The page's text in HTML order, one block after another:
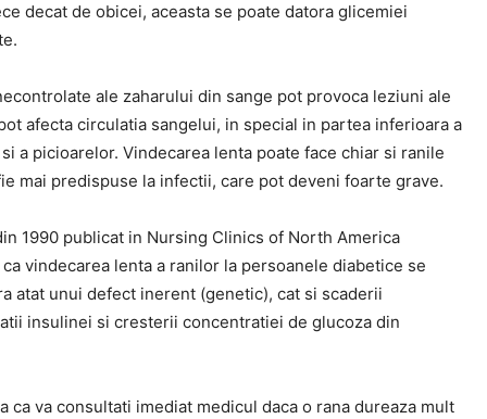
decat de obicei, aceasta se poate datora glicemiei
ale zaharului din sange pot provoca leziuni ale
afecta circulatia sangelui, in special in partea inferioara a
a picioarelor. Vindecarea lenta poate face chiar si ranile
mai predispuse la infectii, care pot deveni foarte grave.
1990 publicat in Nursing Clinics of North America
vindecarea lenta a ranilor la persoanele diabetice se
atat unui defect inerent (genetic), cat si scaderii
insulinei si cresterii concentratiei de glucoza din
ca va consultati imediat medicul daca o rana dureaza mult